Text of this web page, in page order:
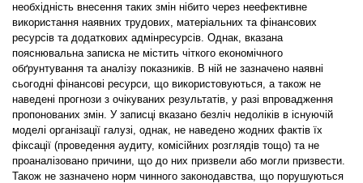
необхідність внесення таких змін нібито через неефективне
використання наявних трудових, матеріальних та фінансових
ресурсів та додаткових адмінресурсів. Однак, вказана
пояснювальна записка не містить чіткого економічного
обґрунтування та аналізу показників. В ній не зазначено наявні
сьогодні фінансові ресурси, що використовуються, а також не
наведені прогнози з очікуваних результатів, у разі впровадження
пропонованих змін. У записці вказано безліч недоліків в існуючій
моделі організації галузі, однак, не наведено жодних фактів їх
фіксації (проведення аудиту, комісійних розглядів тощо) та не
проаналізовано причини, що до них призвели або могли призвести.
Також не зазначено норм чинного законодавства, що порушуються